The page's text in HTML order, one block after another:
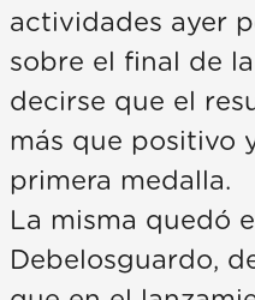
actividades ayer
sobre el final de
decirse que el
más que positivo
primera medalla.
La misma quedó
Debelosguardo,